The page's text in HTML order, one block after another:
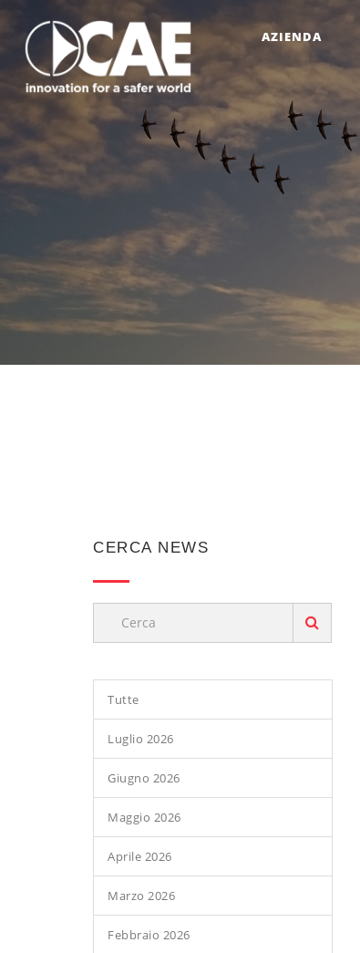
AZIENDA
CERCA NEWS
Tutte
Luglio 2026
Giugno 2026
Maggio 2026
Aprile 2026
Marzo 2026
Febbraio 2026